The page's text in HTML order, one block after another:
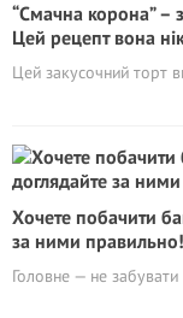
“Смачна кopoна” –
Цей рецепт вона
Цей закусочний торт
Хочете побачити
за ними правильно!
Головне — не